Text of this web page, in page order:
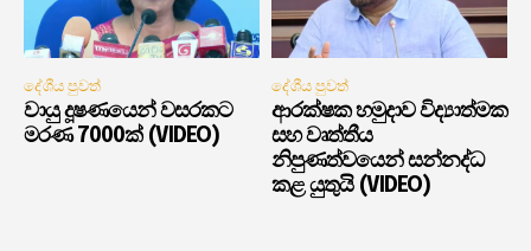
දේශීය පුවත්
වායු දූෂණයෙන් වසරකට
මරණ 7000ක් (VIDEO)
දේශීය පුවත්
ආරක්ෂක හමුදාව විද්‍යාත්මක
සහ වෘත්තීය
නිපුණත්වයෙන් සන්නද්ධ
කළ යුතුයි (VIDEO)